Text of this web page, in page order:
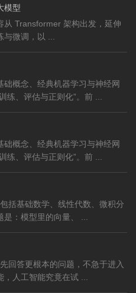
模型
从 Transformer 架构出发，延伸
微调，以 ...
概念、经典机器学习与神经网
练、评估与正则化”。前 ...
概念、经典机器学习与神经网
练、评估与正则化”。前 ...
括基础数学、线性代数、微积分
：模型里的向量、 ...
回答更根本的问题，不急于进入
人工智能究竟在试 ...